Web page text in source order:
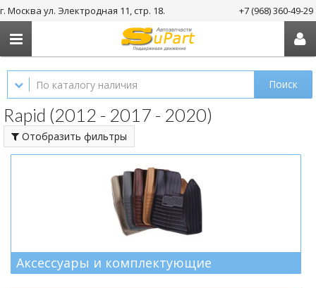
г. Москва ул. Электродная 11, стр. 18. +7 (968) 360-49-29
Поиск
Rapid (2012 - 2017 - 2020)
Отобразить фильтры
Аксессуары и комплектующие